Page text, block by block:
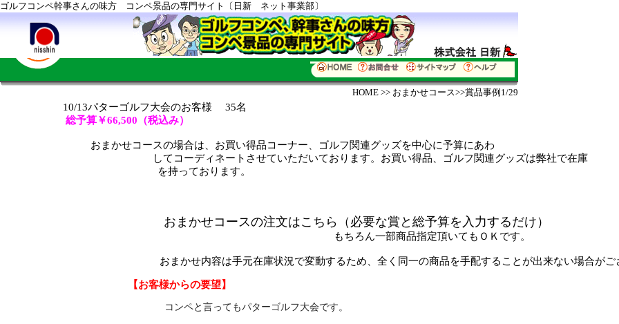
ゴルフコンペ幹事さんの味方 コンペ景品の専門サイト〔日新 ネット事業部〕
HOME >> おまかせコース>>賞品事例1/29
10/13パターゴルフ大会のお客様 35名
総予算￥66,500（税込み）
おまかせコースの場合は 、お買い得品コーナー ゴルフ関連グッズを中心に予算にあわ
してコーディネートさせていただいております。お買い得品、ゴルフ関連グッズは弊社で在庫
を持っております。
おまかせコースの注文はこちら（ 必要な賞と総予算を入力するだけ）
もちろん一部商品指定頂いてもＯＫです。
おまかせ内容は手元在庫状況で変動するため、全く同一の商品を手配することが出来ない場合がご
【お客様からの要望】
コンペと言ってもパターゴルフ大会です。